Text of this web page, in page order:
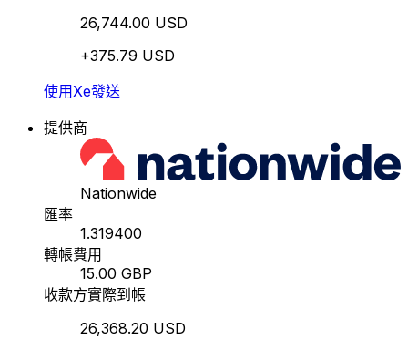
26,744.00 USD
+375.79 USD
使用Xe發送
提供商
Nationwide
匯率
1.319400
轉帳費用
15.00 GBP
收款方實際到帳
26,368.20 USD